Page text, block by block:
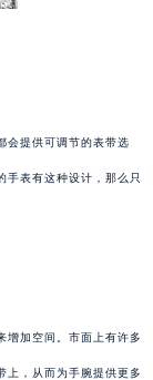
会提供可调节的表带选
手表有这种设计，那么只
增加空间。市面上有许多
上，从而为手腕提供更多